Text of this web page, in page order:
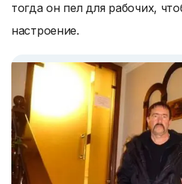
тогда он пел для рабочих,
настроение.